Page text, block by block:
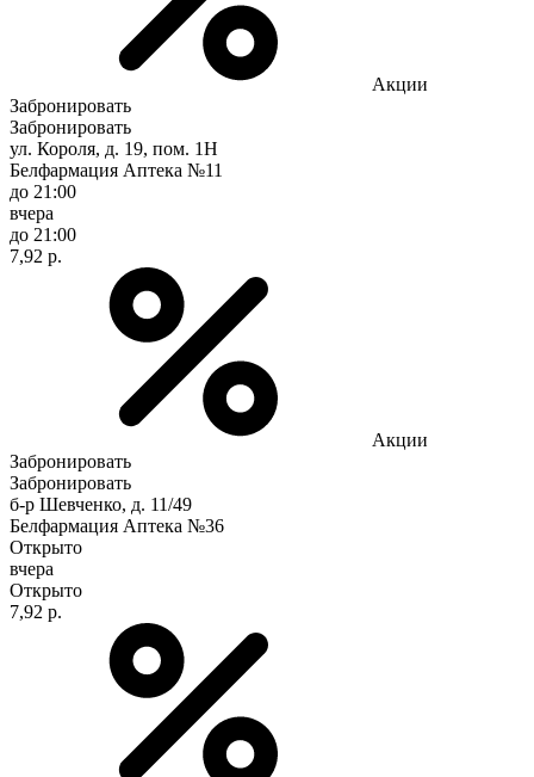
Акции
Забронировать
Забронировать
ул. Короля, д. 19, пом. 1Н
Белфармация Аптека №11
до 21:00
вчера
до 21:00
7,92 р.
Акции
Забронировать
Забронировать
б-р Шевченко, д. 11/49
Белфармация Аптека №36
Открыто
вчера
Открыто
7,92 р.